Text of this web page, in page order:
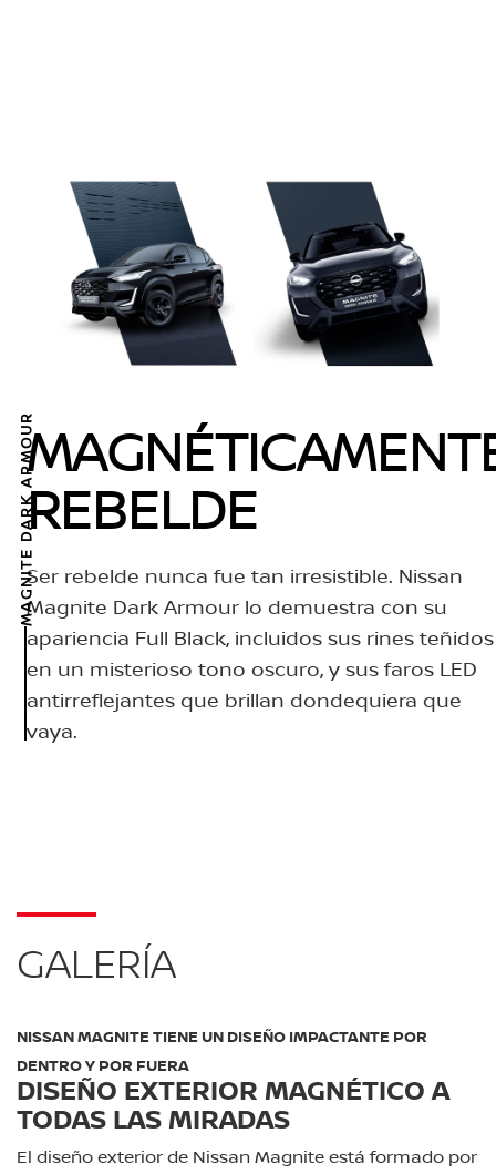
MAGNITE DARK ARMOURREBELDE
Ser rebelde nunca fue tan irresistible. Nissan
Magnite Dark Armour lo demuestra con su
apariencia Full Black, incluidos sus rines teñidos
en un misterioso tono oscuro, y sus faros LED
antirreflejantes que brillan dondequiera que
vaya.
GALERÍA
NISSAN MAGNITE TIENE UN DISEÑO IMPACTANTE POR
DENTRO Y POR FUERA
DISEÑO EXTERIOR MAGNÉTICO A
TODAS LAS MIRADAS
El diseño exterior de Nissan Magnite está formado por